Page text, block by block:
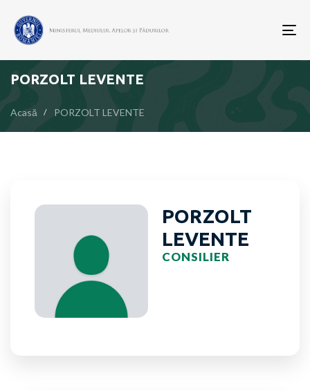
PORZOLT LEVENTE
Acasă PORZOLT LEVENTE
PORZOLT
LEVENTE
CONSILIER